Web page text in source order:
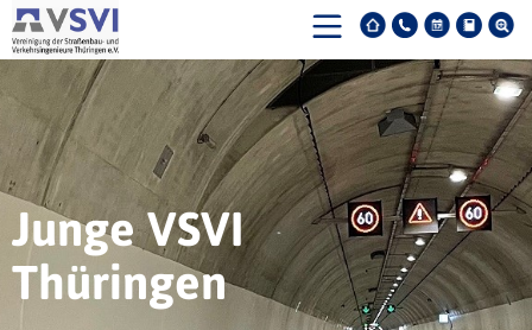
Junge VSVI
Thüringen